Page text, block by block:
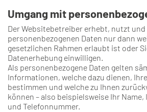
Umgang mit
Der Websitebetreiber erhebt, nutzt
personenbezogenen Daten nur dann
gesetzlichen Rahmen erlaubt ist oder
Datenerhebung einwilligen.
Als personenbezogene Daten gelten
Informationen, welche dazu dienen,
bestimmen und welche zu Ihnen
können – also beispielsweise Ihr
und Telefonnummer.